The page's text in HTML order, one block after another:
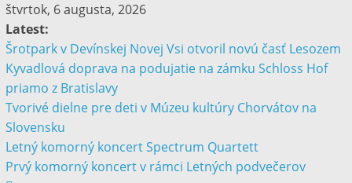
štvrtok, 6 augusta, 2026
Latest:
Šrotpark v Devínskej Novej Vsi otvoril novú časť Lesozem
Kyvadlová doprava na podujatie na zámku Schloss Hof
priamo z Bratislavy
Tvorivé dielne pre deti v Múzeu kultúry Chorvátov na
Slovensku
Letný komorný koncert Spectrum Quartett
Prvý komorný koncert v rámci Letných podvečerov